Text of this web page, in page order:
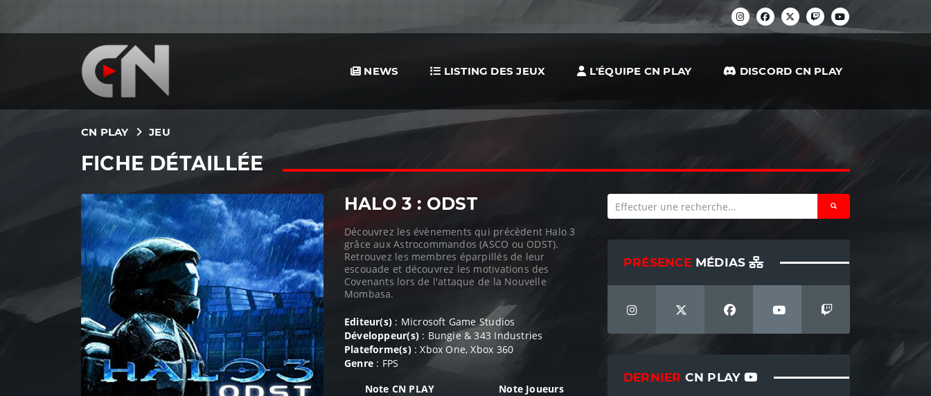
NEWS LISTING DES JEUX L'ÉQUIPE CN PLAY DISCORD CN PLAY
CN PLAY JEU
FICHE DÉTAILLÉE
HALO 3 : ODST
Découvrez les évènements qui précèdent Halo 3
grâce aux Astrocommandos (ASCO ou ODST).
Retrouvez les membres éparpillés de leur
escouade et découvrez les motivations des
Covenants lors de l'attaque de la Nouvelle
Mombasa.
Editeur(s) : Microsoft Game Studios
Développeur(s): Bungie & 343 Industries
Plateforme(s): Xbox One, Xbox 360
Genre : FPS
Note CN PLAY
Note Joueurs
PRÉSENCE MÉDIAS
DERNIER CN PLAY